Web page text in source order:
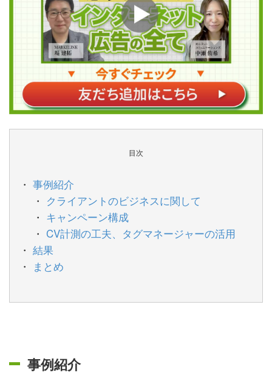
目次
事例紹介
クライアントのビジネスに関して
キャンペーン構成
CV計測の工夫、タグマネージャーの活用
結果
まとめ
事例紹介